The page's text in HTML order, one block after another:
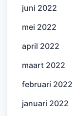
juni 2022
mei 2022
april 2022
maart 2022
februari 2022
januari 2022